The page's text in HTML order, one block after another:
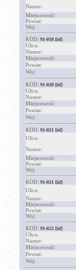
Numer:
Miejscowość:
Powiat:
Woj:
KOD: 91-018 [id]
Ulica:
Numer:
Miejscowość:
Powiat:
Woj:
KOD: 91-020 [id]
Ulica:
Numer:
Miejscowość:
Powiat:
Woj:
KOD: 91-021 [id]
Ulica:
Numer:
Miejscowość:
Powiat:
Woj:
KOD: 91-021 [id]
Ulica:
Numer:
Miejscowość:
Powiat:
Woj:
KOD: 91-022 [id]
Ulica:
Numer:
Miejscowość:
Powiat:
Woj: